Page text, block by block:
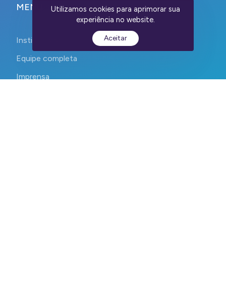
MENU
Institucional
Equipe completa
Imprensa
Utilizamos cookies para aprimorar sua
experiência no website.
Aceitar